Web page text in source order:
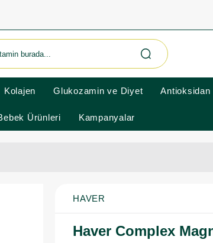
Kolajen Glukozamin ve Diyet Antioksidan
Ürünleri Kampanyalar
HAVER
Haver Complex